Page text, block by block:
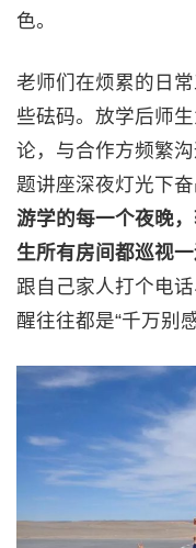
色。
老师们在烦累的日
些砝码。放学后师
论，与合作方频繁
题讲座深夜灯光下
游学的每一个夜晚
生所有房间都巡视
跟自己家人打个电
醒往往都是“千万别